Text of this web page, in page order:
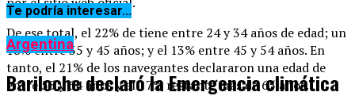
De ese total, el 22% de tiene entre 24 y 34 años de edad; un
18% entre 35 y 45 años; y el 13% entre 45 y 54 años. En
tanto, el 21% de los navegantes declararon una edad de
entre 55 y 64 años y el 17% restante más de 65 años.
Te podría interesar...
Argentina
Bariloche declaró la Emergencia climática